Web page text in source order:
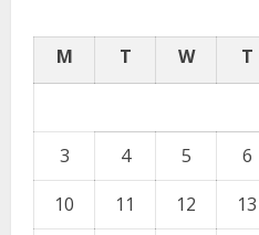
M T W T
3
4 5 6
10
11 12 13